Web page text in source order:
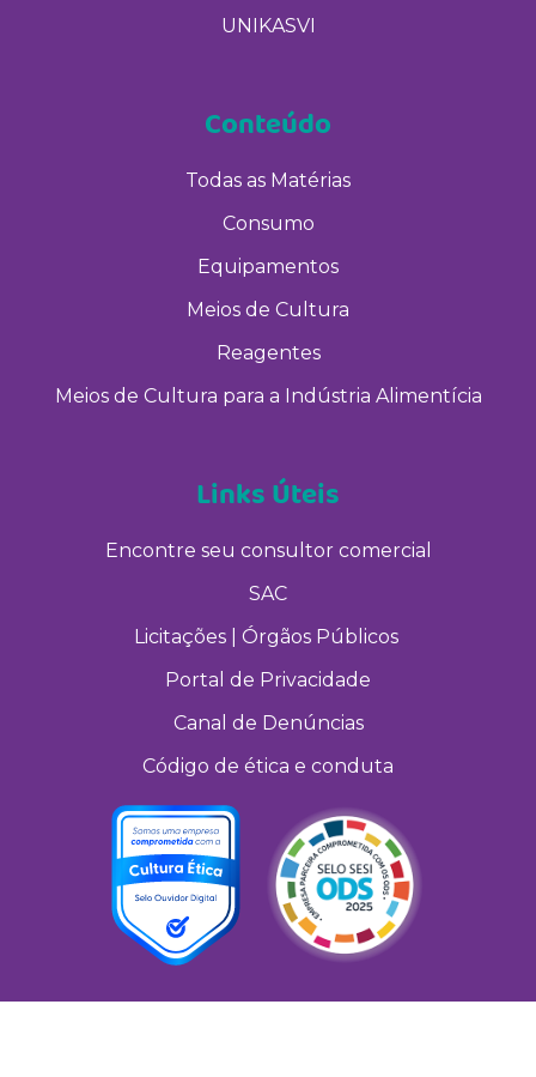
UNIKASVI
Conteúdo
Todas as Matérias
Consumo
Equipamentos
Meios de Cultura
Reagentes
Meios de Cultura para a Indústria Alimentícia
Links Úteis
Encontre seu consultor comercial
SAC
Licitações | Órgãos Públicos
Portal de Privacidade
Canal de Denúncias
Código de ética e conduta